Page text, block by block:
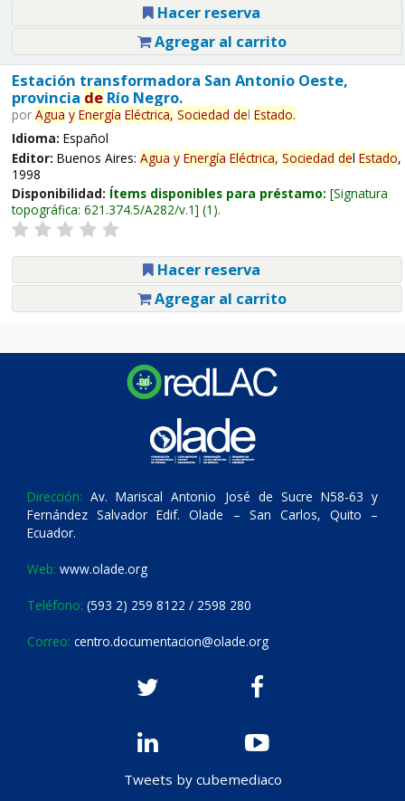
Hacer reserva
Agregar al carrito
Estación transformadora San Antonio Oeste,
provincia deRío Negro.
por Agua y Energía Eléctrica, Sociedad del Estado.
Idioma: Español
Editor: Buenos Aires: Agua y Energía Eléctrica, Sociedad del Estado,
1998
Disponibilidad: Ítems disponibles para préstamo: Signatura
topográfica: 621.374.5/A282/v.1 (1).
Hacer reserva
Agregar al carrito
Dirección: Av. Mariscal Antonio José de Sucre N58-63 y
Fernández Salvador Edif. Olade – San Carlos, Quito –
Ecuador.
Web: www.olade.org
Teléfono: (593 2) 259 8122 / 2598 280
Correo: centro.documentacion@olade.org
Tweets by cubemediaco